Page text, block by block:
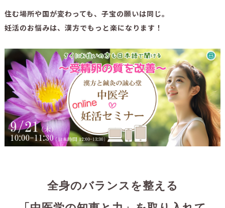
住む場所や国が変わっても、子宝の願いは同じ。
妊活のお悩みは、漢方でもっと楽になります！
全身のバランスを整える